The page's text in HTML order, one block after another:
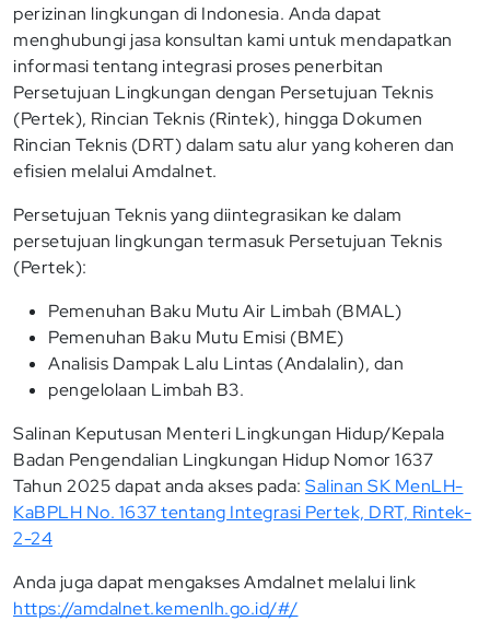
perizinan lingkungan di Indonesia. Anda dapat
menghubungi jasa konsultan kami untuk mendapatkan
informasi tentang integrasi proses penerbitan
Persetujuan Lingkungan dengan Persetujuan Teknis
(Pertek), Rincian Teknis (Rintek), hingga Dokumen
Rincian Teknis (DRT) dalam satu alur yang koheren dan
efisien melalui Amdalnet.
Persetujuan Teknis yang diintegrasikan ke dalam
persetujuan lingkungan termasuk Persetujuan Teknis
(Pertek):
Pemenuhan Baku Mutu Air Limbah (BMAL)
Pemenuhan Baku Mutu Emisi (BME)
Analisis Dampak Lalu Lintas (Andalalin), dan
pengelolaan Limbah B3.
Salinan Keputusan Menteri Lingkungan Hidup/Kepala
Badan Pengendalian Lingkungan Hidup Nomor 1637
Tahun 2025 dapat anda akses pada: Salinan SK MenLH-
KaBPLH No. 1637 tentang Integrasi Pertek, DRT, Rintek-
2-24
Anda juga dapat mengakses Amdalnet melalui link
https://amdalnet.kemenlh.go.id/#/